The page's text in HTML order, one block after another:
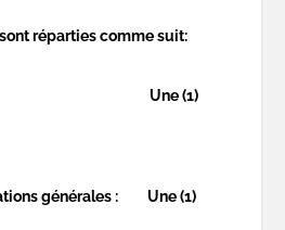
réparties comme suit:
Une (1)
générales : Une (1)